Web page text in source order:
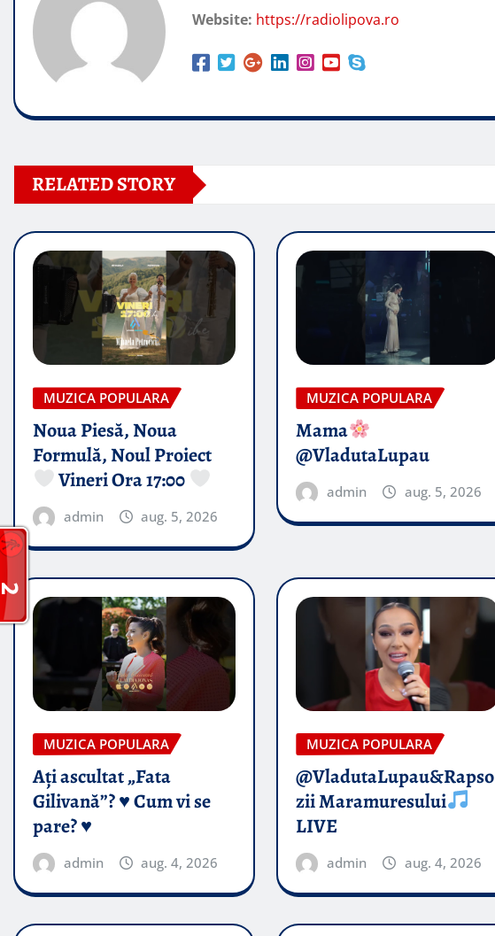
Website: https://radiolipova.ro
RELATED STORY
MUZICA POPULARA
Noua Piesă, Noua
Formulă, Noul Proiect
Vineri Ora 17:00
admin aug. 5, 2026
MUZICA POPULARA
Mama
@VladutaLupau
admin aug. 5, 2026
MUZICA POPULARA
Ați ascultat „Fata
Gilivană”? ♥️ Cum vi se
pare? ♥️
admin aug. 4, 2026
MUZICA POPULARA
@VladutaLupau&Rapso
zii Maramuresului
LIVE
admin aug. 4, 2026